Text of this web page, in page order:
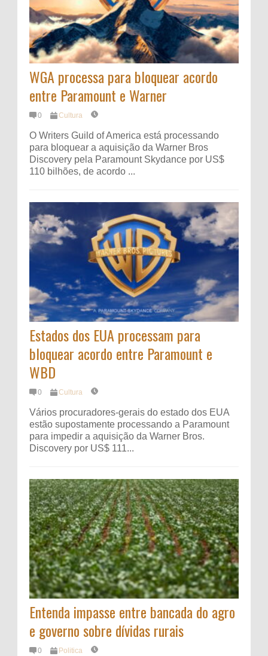
WGA processa para bloquear acordo
entre Paramount e Warner
0 Cultura
O Writers Guild of America está processando
para bloquear a aquisição da Warner Bros
Discovery pela Paramount Skydance por US$
110 bilhões, de acordo ...
Estados dos EUA processam para
bloquear acordo entre Paramount e
WBD
0 Cultura
Vários procuradores-gerais do estado dos EUA
estão supostamente processando a Paramount
para impedir a aquisição da Warner Bros.
Discovery por US$ 111...
Entenda impasse entre bancada do agro
e governo sobre dívidas rurais
0 Politica